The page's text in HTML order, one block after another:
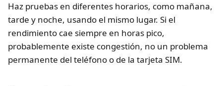
Haz pruebas en diferentes horarios, como mañana,
tarde y noche, usando el mismo lugar. Si el
rendimiento cae siempre en horas pico,
probablemente existe congestión, no un problema
permanente del teléfono o de la tarjeta SIM.